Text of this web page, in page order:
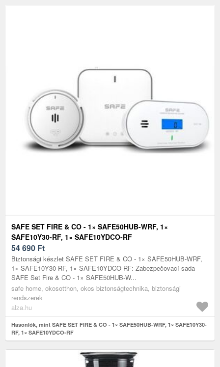
SAFE SET FIRE & CO - 1× SAFE50HUB-WRF, 1×
SAFE10Y30-RF, 1× SAFE10YDCO-RF
54 690 Ft
Biztonsági készlet SAFE SET FIRE & CO - 1× SAFE50HUB-WRF,
1× SAFE10Y30-RF, 1× SAFE10YDCO-RF: Zabezpečovací sada
SAFE Set Fire & CO - 1× SAFE50HUB-W...
safe home, okosotthon, okos biztonságtechnika, biztonsági
rendszerek
alza.hu
Hasonlók, mint SAFE SET FIRE & CO - 1× SAFE50HUB-WRF, 1× SAFE10Y30-
RF, 1× SAFE10YDCO-RF